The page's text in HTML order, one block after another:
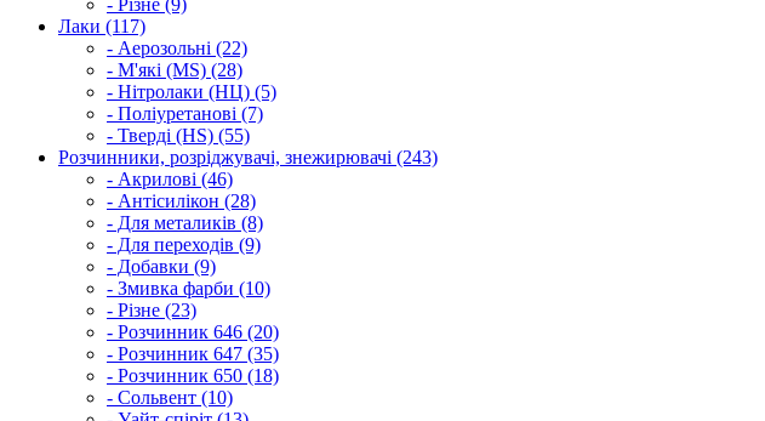
Лаки (117)
- Аерозольні (22)
- М'які (MS) (28)
- Нітролаки (НЦ) (5)
- Поліуретанові (7)
- Тверді (HS) (55)
Розчинники, розріджувачі, знежирювачі (243)
- Акрилові (46)
- Антісилікон (28)
- Для металиків (8)
- Для переходів (9)
- Добавки (9)
- Змивка фарби (10)
- Різне (23)
- Розчинник 646 (20)
- Розчинник 647 (35)
- Розчинник 650 (18)
- Сольвент (10)